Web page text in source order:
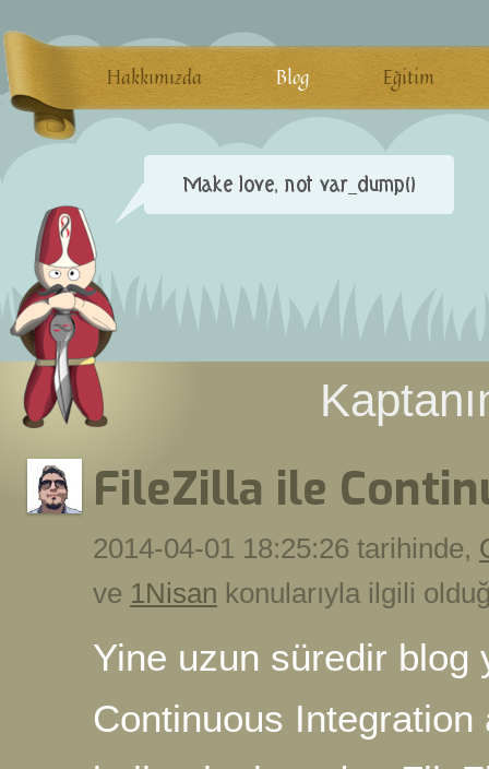
Hakkımızda Blog Eğitim
FileZilla ile
2014-04-01 18:25:26 tarihinde,
ve 1Nisan konularıyla ilgili
Yine uzun süredir blog
Continuous Integration